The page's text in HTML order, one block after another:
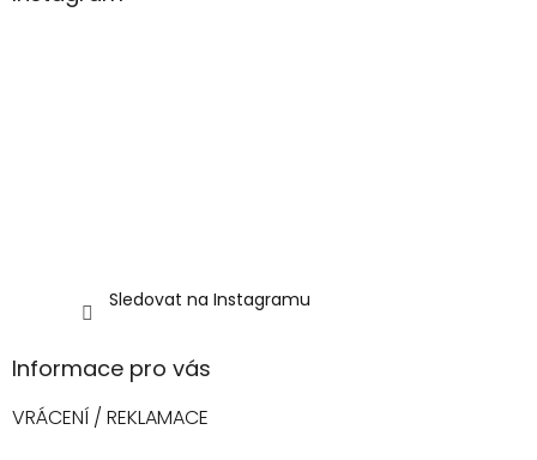
Sledovat na Instagramu
Informace pro vás
VRÁCENÍ / REKLAMACE